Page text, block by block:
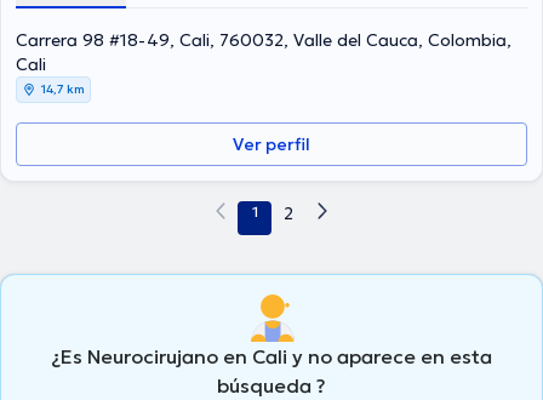
Alfonso Uribe Arango ha compartido en cuantiosas conferencias
con el objetivo de tener una formación continua en su disciplina de
especialización y ha publicado importantes artículos. La consulta se
puede hacer en Español.
Carrera 98 #18-49, Cali, 760032, Valle del Cauca, Colombia,
Cali
14,7 km
Ver perfil
1 2
¿Es Neurocirujano en Cali y no aparece en esta
búsqueda ?